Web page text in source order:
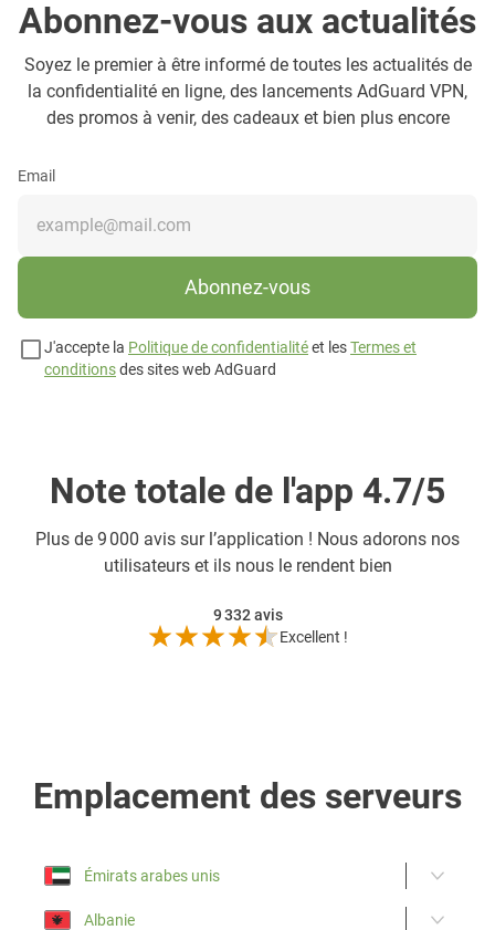
Abonnez-vous aux actualités
Soyez le premier à être informé de toutes les actualités de
la confidentialité en ligne, des lancements AdGuard VPN,
des promos à venir, des cadeaux et bien plus encore
Email
Abonnez-vous
J'accepte la Politique de confidentialitéet lesTermes et
conditionsdes sites web AdGuard
Note totale de l'app 4.7/5
Plus de 9 000 avis sur l’application ! Nous adorons nos
utilisateurs et ils nous le rendent bien
9 332avis
Excellent !
Emplacement des serveurs
Émirats arabes unis
Albanie